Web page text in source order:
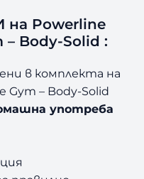
Powerline
– Body-Solid :
в комплекта на
Gym – Body-Solid
употреба